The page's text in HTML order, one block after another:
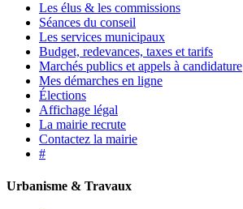
Les élus & les commissions
Séances du conseil
Les services municipaux
Budget, redevances, taxes et tarifs
Marchés publics et appels à candidature
Mes démarches en ligne
Élections
Affichage légal
La mairie recrute
Contactez la mairie
#
Urbanisme & Travaux